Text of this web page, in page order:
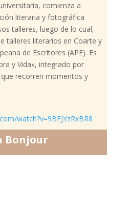
comienza a
literaria y fotográfica
talleres, luego de lo cual,
talleres literarios en Coarte y
de Escritores (APE). Es
y Vida», integrado por
recorren momentos y
watch?v=9BFJYzRxBR8
Bonjour